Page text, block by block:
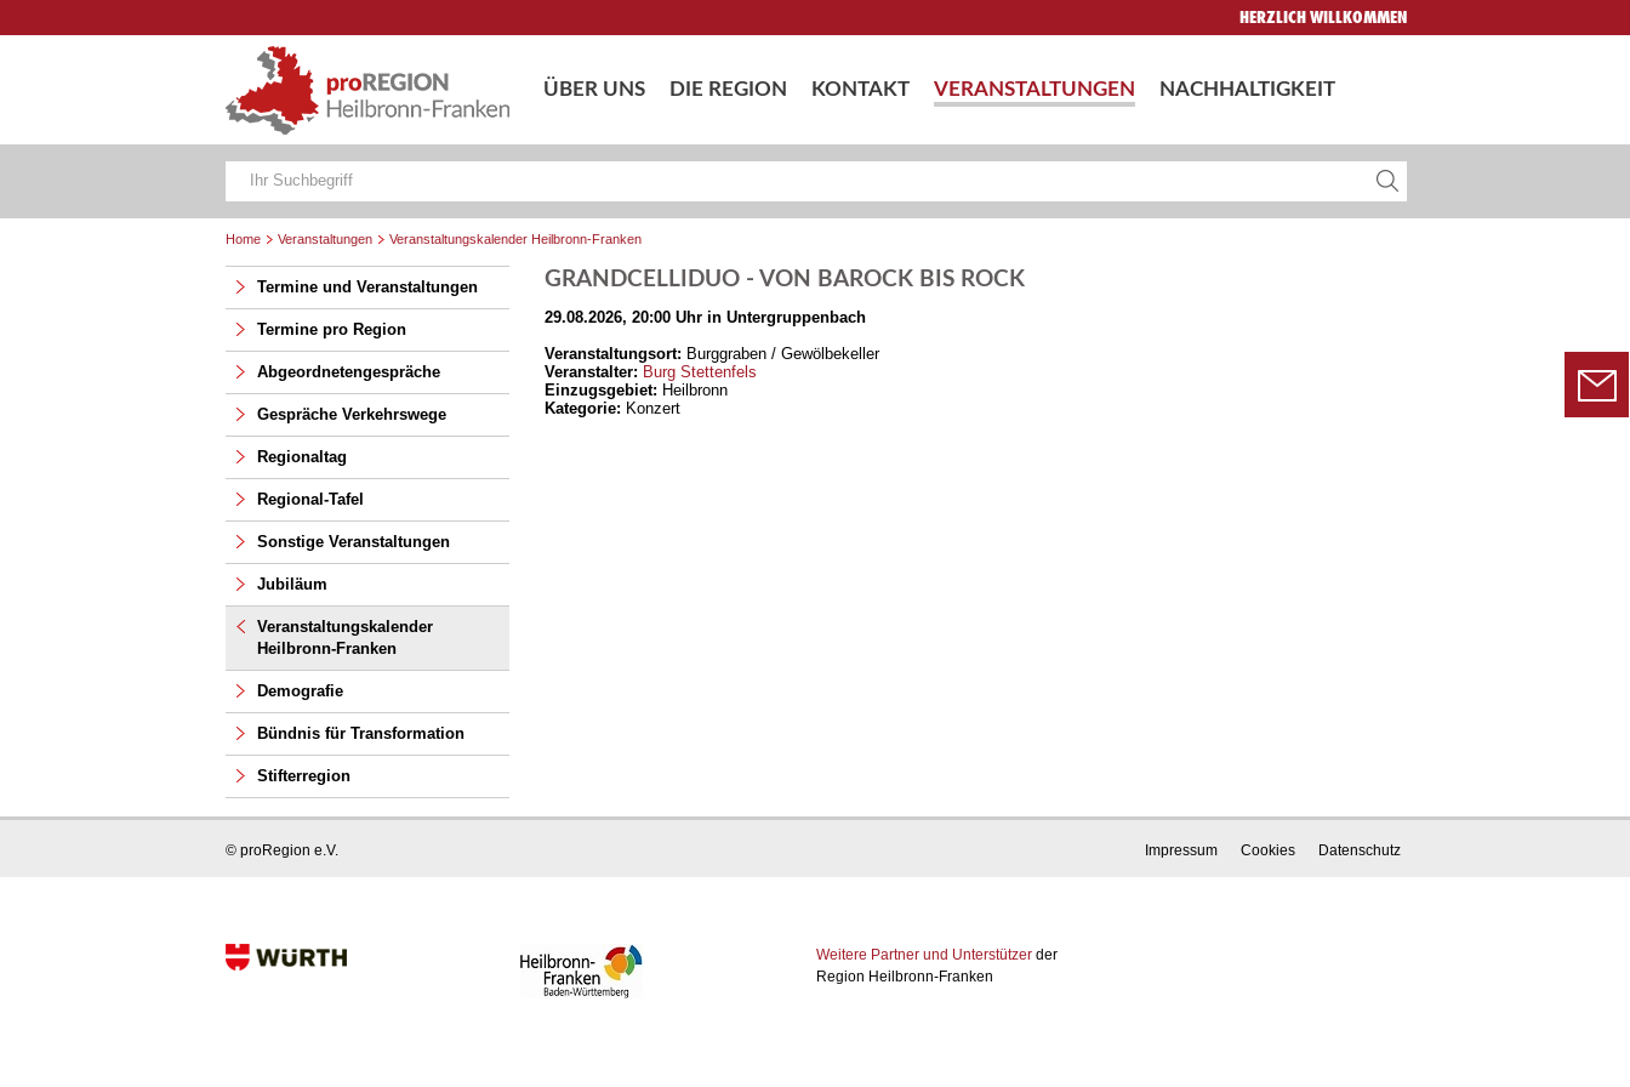
HERZLICH WILLKOMMEN
ÜBER UNS DIE REGION KONTAKT VERANSTALTUNGEN NACHHALTIGKEIT
Home Veranstaltungen Veranstaltungskalender Heilbronn-Franken
Termine und Veranstaltungen
Termine pro Region
Abgeordnetengespräche
Gespräche Verkehrswege
Regionaltag
Regional-Tafel
Sonstige Veranstaltungen
Jubiläum
Veranstaltungskalender
Heilbronn-Franken
Demografie
Bündnis für Transformation
Stifterregion
GRANDCELLIDUO - VON BAROCK BIS ROCK
29.08.2026, 20:00 Uhr in Untergruppenbach
Veranstaltungsort: Burggraben / Gewölbekeller
Veranstalter: Burg Stettenfels
Einzugsgebiet: Heilbronn
Kategorie: Konzert
© proRegion e.V. Impressum Cookies Datenschutz
Weitere Partner und Unterstützerder
Region Heilbronn-Franken